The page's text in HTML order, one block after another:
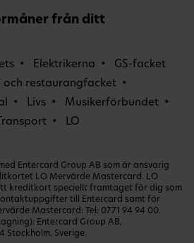
från ditt
Elektrikerna
GS-facket
och restaurangfacket
Livs
Musikerförbundet
Transport LO
Entercard Group AB som är ansvarig
LO Mervärde Mastercard. LO
kreditkort speciellt framtaget för dig som
till Entercard samt för
Mastercard: Tel: 0771 94 94 00.
Entercard Group AB,
Stockholm, Sverige.